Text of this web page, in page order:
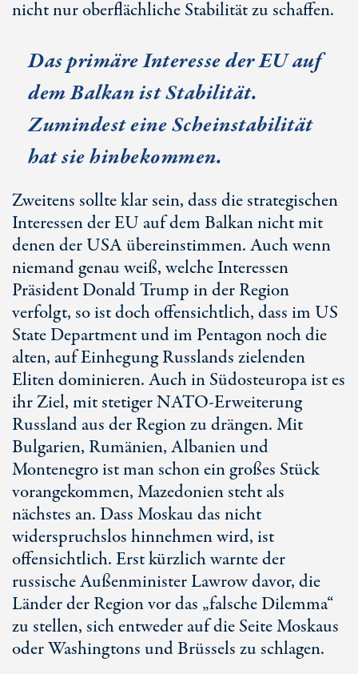
nicht nur oberflächliche Stabilität zu schaffen.
Das primäre Interesse der EU auf
dem Balkan ist Stabilität.
Zumindest eine Scheinstabilität
hat sie hinbekommen.
Zweitens sollte klar sein, dass die strategischen
Interessen der EU auf dem Balkan nicht mit
denen der USA übereinstimmen. Auch wenn
niemand genau weiß, welche Interessen
Präsident Donald Trump in der Region
verfolgt, so ist doch offensichtlich, dass im US
State Department und im Pentagon noch die
alten, auf Einhegung Russlands zielenden
Eliten dominieren. Auch in Südosteuropa ist es
ihr Ziel, mit stetiger NATO-Erweiterung
Russland aus der Region zu drängen. Mit
Bulgarien, Rumänien, Albanien und
Montenegro ist man schon ein großes Stück
vorangekommen, Mazedonien steht als
nächstes an. Dass Moskau das nicht
widerspruchslos hinnehmen wird, ist
offensichtlich. Erst kürzlich warnte der
russische Außenminister Lawrow davor, die
Länder der Region vor das „falsche Dilemma“
zu stellen, sich entweder auf die Seite Moskaus
oder Washingtons und Brüssels zu schlagen.